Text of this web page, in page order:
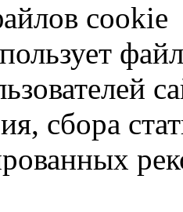
cookie
сбора